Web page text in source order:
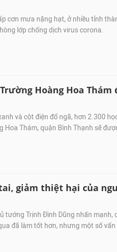
cơn mưa nặng hạt, ở nhiều tỉnh
lớp chống dịch virus corona.
Hoàng Hoa
và cột điện đổ ngã, hơn 2.300
Hoa Thám, quận Bình Thạnh sẽ
giảm thiệt hại của
tướng Trịnh Đình Dũng nhấn mạnh,
đã làm tốt hơn, nhưng một số